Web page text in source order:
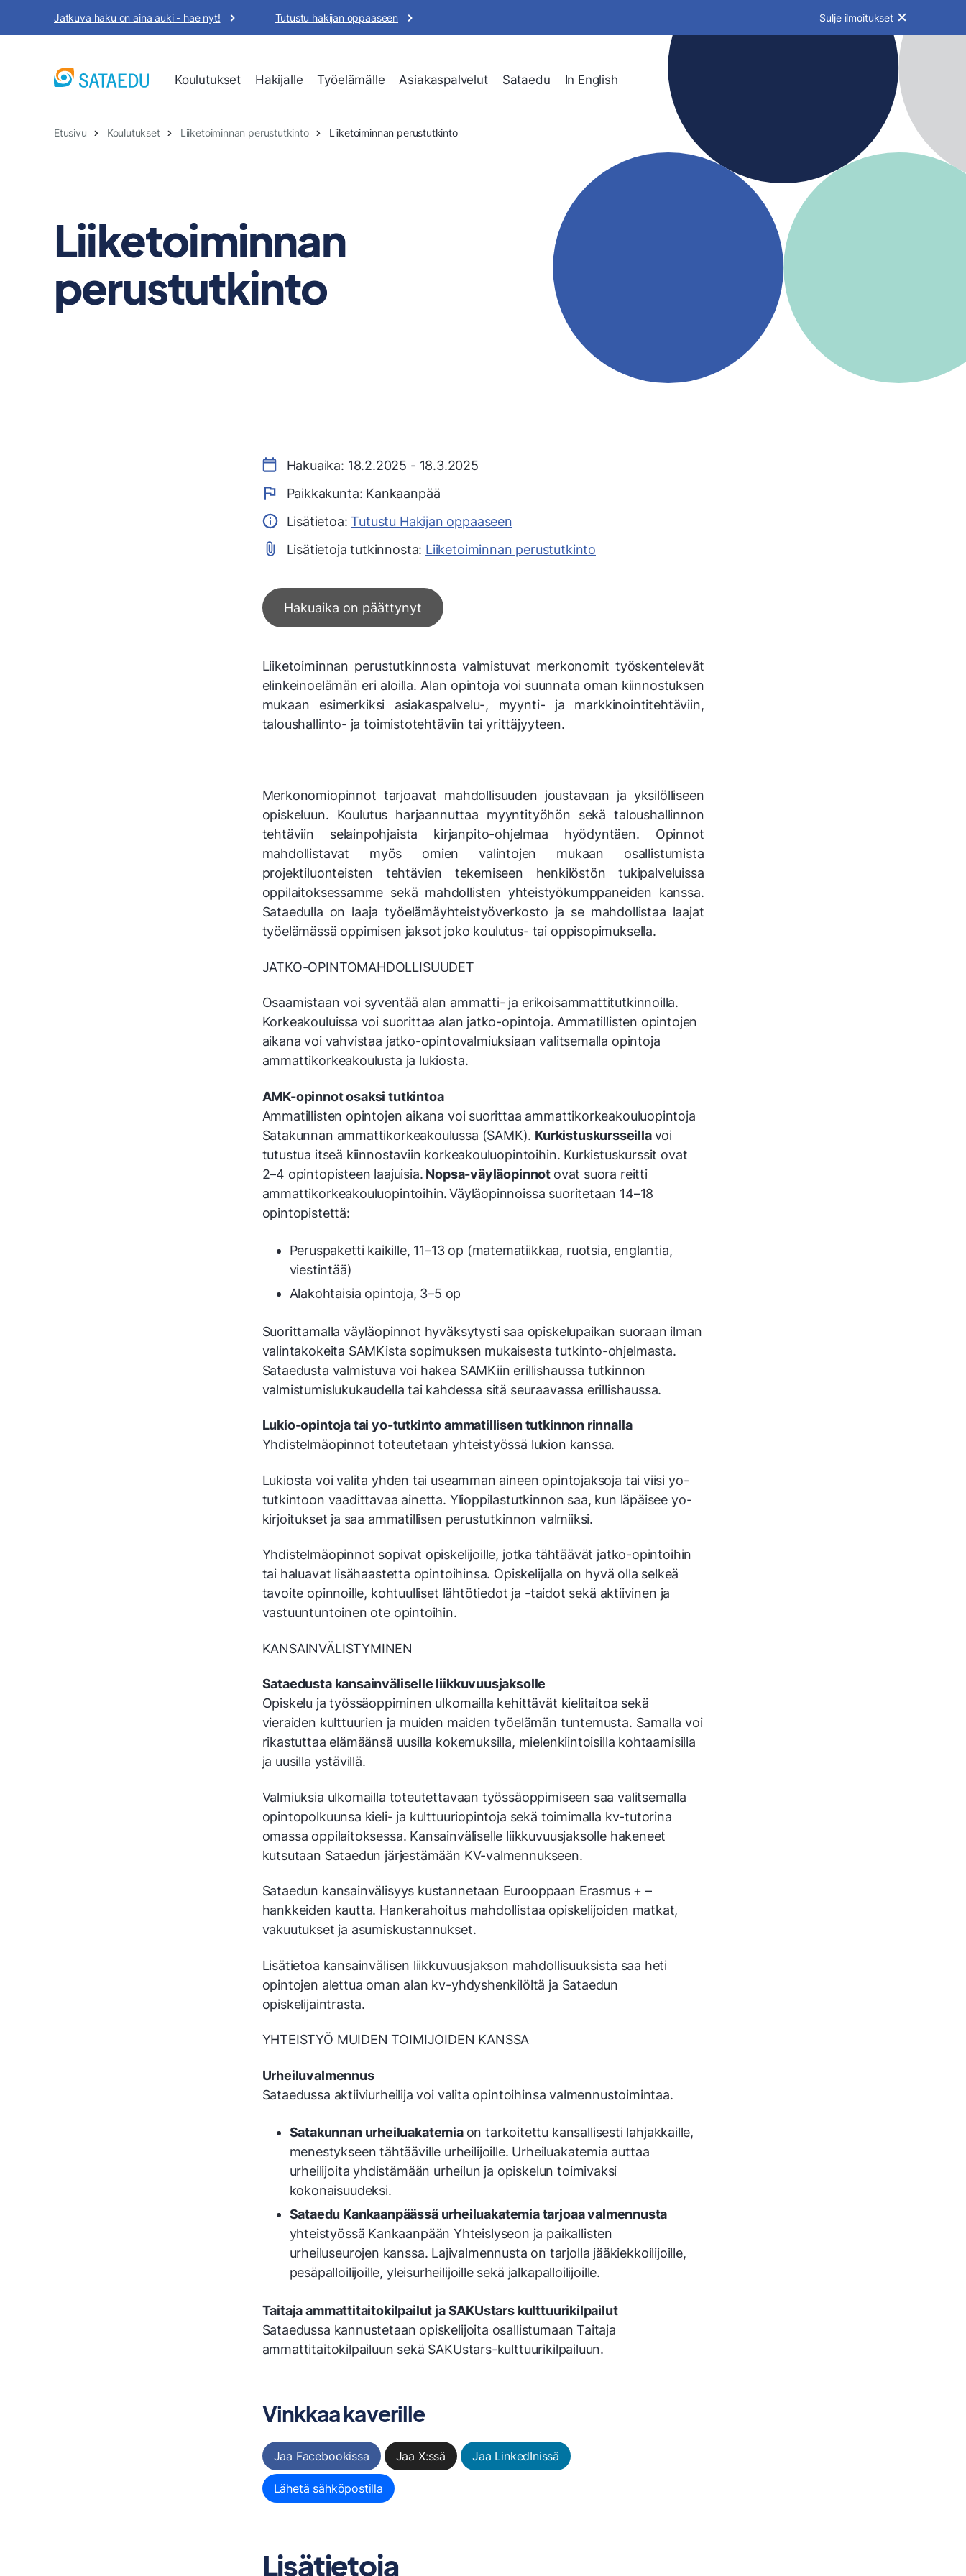
Jatkuva haku on aina auki - hae nyt! Tutustu hakijan oppaaseen Sulje ilmoitukset
Koulutukset Hakijalle Työelämälle Asiakaspalvelut Sataedu In English
Etusivu Koulutukset Liiketoiminnan perustutkinto Liiketoiminnan perustutkinto
Liiketoiminnan
perustutkinto
Hakuaika: 18.2.2025 - 18.3.2025
Paikkakunta: Kankaanpää
Lisätietoa:Tutustu Hakijan oppaaseen
Lisätietoja tutkinnosta: Liiketoiminnan perustutkinto
Hakuaika on päättynyt
Liiketoiminnan perustutkinnosta valmistuvat merkonomit työskentelevät
elinkeinoelämän eri aloilla. Alan opintoja voi suunnata oman kiinnostuksen
mukaan esimerkiksi asiakaspalvelu-, myynti- ja markkinointitehtäviin,
taloushallinto- ja toimistotehtäviin tai yrittäjyyteen.
Merkonomiopinnot tarjoavat mahdollisuuden joustavaan ja yksilölliseen
opiskeluun. Koulutus harjaannuttaa myyntityöhön sekä taloushallinnon
tehtäviin selainpohjaista kirjanpito-ohjelmaa hyödyntäen. Opinnot
mahdollistavat myös omien valintojen mukaan osallistumista
projektiluonteisten tehtävien tekemiseen henkilöstön tukipalveluissa
oppilaitoksessamme sekä mahdollisten yhteistyökumppaneiden kanssa.
Sataedulla on laaja työelämäyhteistyöverkosto ja se mahdollistaa laajat
työelämässä oppimisen jaksot joko koulutus- tai oppisopimuksella.
JATKO-OPINTOMAHDOLLISUUDET
Osaamistaan voi syventää alan ammatti- ja erikoisammattitutkinnoilla.
Korkeakouluissa voi suorittaa alan jatko-opintoja. Ammatillisten opintojen
aikana voi vahvistaa jatko-opintovalmiuksiaan valitsemalla opintoja
ammattikorkeakoulusta ja lukiosta.
AMK-opinnot osaksi tutkintoa
Ammatillisten opintojen aikana voi suo­rittaa ammattikorkeakouluopintoja
Sata­kunnan ammattikorkeakoulussa (SAMK). Kurkistuskursseillavoi
tutustua itseä kiinnostaviin korkeakouluopintoihin. Kurkistuskurssit ovat
2–4 opin­topisteen laajuisia. Nopsa-väyläopinnot ovat suora reitti
ammattikorkeakouluopintoihin.Väyläopinnoissa suoritetaan 14–18
opintopistettä:
Peruspaketti kaikille, 11–13 op (matema­tiikkaa, ruotsia, englantia,
viestintää)
Alakohtaisia opintoja, 3–5 op
Suorittamalla väyläopinnot hyväksytysti saa opiskelupaikan suoraan ilman
valintakokeita SAMKista sopimuksen mukaisesta tutkinto-ohjelmasta.
Sataedusta valmistuva voi hakea SAMKiin erillishaussa tutkinnon
valmistumislukukaudella tai kahdessa sitä seuraavassa erillishaussa.
Lukio-opintoja tai yo-tutkinto ammatillisen tutkinnon rinnalla
Yhdistelmäopinnot toteutetaan yhteistyössä lukion kanssa.
Lukiosta voi valita yhden tai useamman aineen opintojaksoja tai viisi yo-
tutkintoon vaadittavaa ainetta. Ylioppilastutkinnon saa, kun läpäisee yo-
kirjoitukset ja saa ammatillisen perustutkinnon valmiiksi.
Yhdistelmäopinnot sopivat opiskelijoille, jotka tähtäävät jatko-opintoihin
tai haluavat lisähaastetta opintoihinsa. Opiskelijalla on hyvä olla selkeä
tavoite opinnoille, kohtuulliset lähtötiedot ja -taidot sekä aktiivinen ja
vastuuntuntoinen ote opintoihin.
KANSAINVÄLISTYMINEN
Sataedusta kansainväliselle liikkuvuusjaksolle
Opiskelu ja työssäoppiminen ulkomailla kehittävät kielitaitoa sekä
vieraiden kulttuurien ja muiden maiden työelämän tuntemusta. Samalla voi
rikastuttaa elämäänsä uusilla kokemuksilla, mielenkiintoisilla kohtaamisilla
ja uusilla ystävillä.
Valmiuksia ulkomailla toteutettavaan työssäoppimiseen saa valitsemalla
opintopolkuunsa kieli- ja kulttuuriopintoja sekä toimimalla kv-tutorina
omassa oppilaitoksessa. Kansainväliselle liikkuvuusjaksolle hakeneet
kutsutaan Sataedun järjestämään KV-valmennukseen.
Sataedun kansainvälisyys kustannetaan Eurooppaan Erasmus + –
hankkeiden kautta. Hankerahoitus mahdollistaa opiskelijoiden matkat,
vakuutukset ja asumiskustannukset.
Lisätietoa kansainvälisen liikkuvuusjakson mahdollisuuksista saa heti
opintojen alettua oman alan kv-yhdyshenkilöltä ja Sataedun
opiskelijaintrasta.
YHTEISTYÖ MUIDEN TOIMIJOIDEN KANSSA
Urheiluvalmennus
Sataedussa aktiiviurheilija voi valita opin­toihinsa valmennustoimintaa.
Satakunnan urheiluakatemia on tar­koitettu kansallisesti lahjakkaille,
menes­tykseen tähtääville urheilijoille. Urheiluakatemia auttaa
urheilijoita yhdistämään urheilun ja opis­kelun toimivaksi
kokonaisuudeksi.
Sataedu Kankaanpäässä urheiluakatemia tarjoaa valmennusta
yhteistyössä Kankaanpään Yhteislyseon ja paikallisten
urheiluseurojen kanssa. La­jivalmennusta on tarjolla jääkiekkoilijoil­le,
pesäpalloilijoille, yleisurheilijoille sekä jalkapalloilijoille.
Taitaja ammattitaitokilpailut ja SAKUstars kulttuurikilpailut
Sataedussa kannustetaan opiskelijoita osallistumaan Taitaja
ammattitaitokilpailuun sekä SAKUstars-kulttuurikilpailuun.
Vinkkaa kaverille
Jaa Facebookissa Jaa X:ssä Jaa LinkedInissä
Lähetä sähköpostilla
Lisätietoja